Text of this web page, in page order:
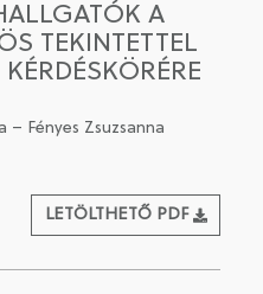
A
TEKINTETTEL
– Fényes Zsuzsanna
LETÖLTHETŐ PDF